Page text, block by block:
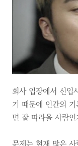
회사 입장에서 신입
기 때문에 인간의
면 잘 따라올 사람
문제는 현재 많은